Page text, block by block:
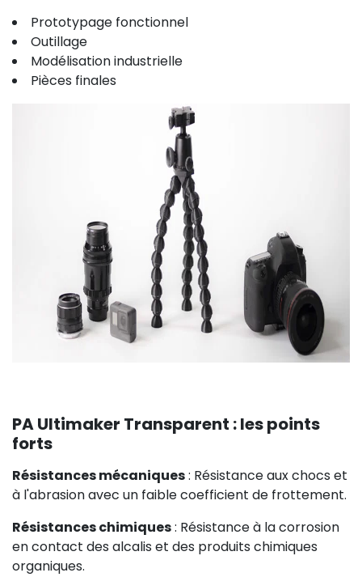
Prototypage fonctionnel
Outillage
Modélisation industrielle
Pièces finales
PA Ultimaker Transparent : les points
forts
Résistances mécaniques: Résistance aux chocs et
à l'abrasion avec un faible coefficient de frottement.
Résistances chimiques: Résistance à la corrosion
en contact des alcalis et des produits chimiques
organiques.